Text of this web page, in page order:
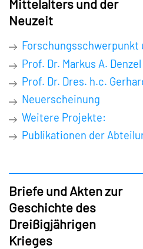
Mittelalters und der
Neuzeit
Forschungsschwerpunkt
Prof. Dr. Markus A. Denzel
Prof. Dr. Dres. h.c.
Neuerscheinung
Weitere Projekte:
Publikationen der
Briefe und Akten zur
Geschichte des
Dreißigjährigen
Krieges